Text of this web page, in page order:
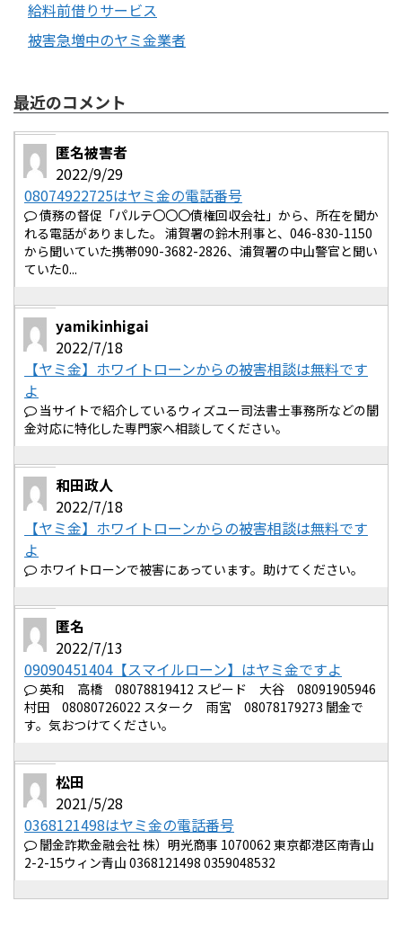
給料前借りサービス
被害急増中のヤミ金業者
最近のコメント
匿名被害者
2022/9/29
08074922725はヤミ金の電話番号
債務の督促「パルテ〇〇〇債権回収会社」から、所在を聞か
れる電話がありました。 浦賀署の鈴木刑事と、046-830-1150
から聞いていた携帯090-3682-2826、浦賀署の中山警官と聞い
ていた0...
yamikinhigai
2022/7/18
【ヤミ金】ホワイトローンからの被害相談は無料です
よ
当サイトで紹介しているウィズユー司法書士事務所などの闇
金対応に特化した専門家へ相談してください。
和田政人
2022/7/18
【ヤミ金】ホワイトローンからの被害相談は無料です
よ
ホワイトローンで被害にあっています。助けてください。
匿名
2022/7/13
09090451404【スマイルローン】はヤミ金ですよ
英和 高橋 08078819412 スピード 大谷 08091905946
村田 08080726022 スターク 雨宮 08078179273 闇金で
す。気おつけてください。
松田
2021/5/28
0368121498はヤミ金の電話番号
闇金詐欺金融会社 株）明光商事 1070062 東京都港区南青山
2-2-15ウィン青山 0368121498 0359048532